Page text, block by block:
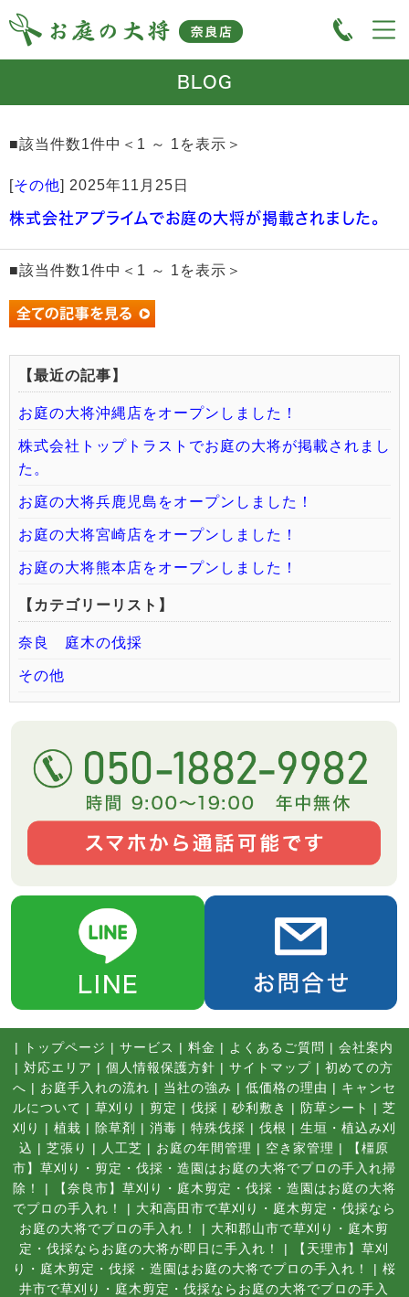
BLOG
■該当件数1件中＜1 ～ 1を表示＞
[その他] 2025年11月25日
株式会社アプライムでお庭の大将が掲載されました。
■該当件数1件中＜1 ～ 1を表示＞
【最近の記事】
お庭の大将沖縄店をオープンしました！
株式会社トップトラストでお庭の大将が掲載されまし
た。
お庭の大将兵鹿児島をオープンしました！
お庭の大将宮崎店をオープンしました！
お庭の大将熊本店をオープンしました！
【カテゴリーリスト】
奈良 庭木の伐採
その他
| トップページ | サービス | 料金 | よくあるご質問 | 会社案内
| 対応エリア | 個人情報保護方針 | サイトマップ | 初めての方
へ | お庭手入れの流れ | 当社の強み | 低価格の理由 | キャンセ
ルについて | 草刈り | 剪定 | 伐採 | 砂利敷き | 防草シート | 芝
刈り
| 植栽 | 除草剤 | 消毒 | 特殊伐採 | 伐根 | 生垣・植込み刈
込 | 芝張り | 人工芝 | お庭の年間管理 | 空き家管理 |
【橿原
市】草刈り・剪定・伐採・造園はお庭の大将でプロの手入れ掃
除！
|
【奈良市】草刈り・庭木剪定・伐採・造園はお庭の大将
でプロの手入れ！
| 大和高田市で草刈り・庭木剪定・伐採なら
お庭の大将でプロの手入れ！
| 大和郡山市で草刈り・庭木剪
定・伐採ならお庭の大将が即日に手入れ！
|
【天理市】草刈
り・庭木剪定・伐採・造園はお庭の大将でプロの手入れ！
| 桜
井市で草刈り・庭木剪定・伐採ならお庭の大将でプロの手入